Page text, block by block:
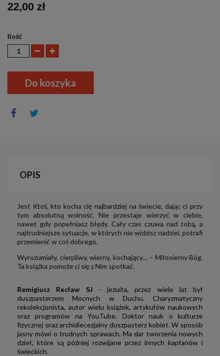
22,00 zł
Ilość
Do koszyka
OPIS
Jest Ktoś, kto kocha cię najbardziej na świecie, dając ci przy
tym absolutną wolność. Nie przestaje wierzyć w ciebie,
nawet gdy popełniasz błędy. Cały czas czuwa nad tobą, a
najtrudniejsze sytua­cje, w których nie widzisz nadziei, potrafi
przemienić w coś dobrego.
Wyrozumiały, cierpliwy, wierny, ko­chający… – Miłosierny Bóg.
Ta książka pomoże ci się z Nim spotkać.
Remigiusz Recław SJ - jezuita,przez wiele lat był
duszpasterzem Mocnych w Duchu. Charyzmatyczny
rekolekcjonista, autor wielu książek, artykułów naukowych
oraz programów na YouTube. Doktor nauk o kulturze
fizycznej oraz archidiecezjalny duszpasterz kobiet. W sposób
jasny mówi o trudnych sprawach. Ma dar tworzenia nowych
dzieł, które są później rozwijane przez innych kapłanów i
świeckich.